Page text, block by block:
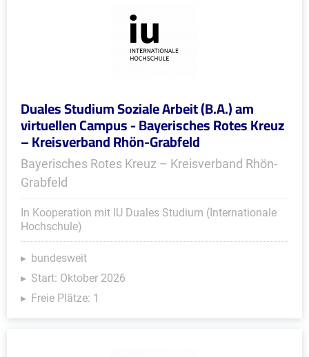
Duales Studium Soziale Arbeit (B.A.) am
virtuellen Campus - Bayerisches Rotes Kreuz
– Kreisverband Rhön-Grabfeld
Bayerisches Rotes Kreuz – Kreisverband Rhön-
Grabfeld
In Kooperation mit IU Duales Studium (Internationale
Hochschule)
bundesweit
Start: Oktober 2026
Freie Plätze: 1